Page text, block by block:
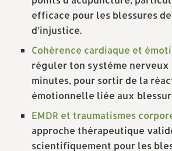
efficace pour les blessures
d’injustice.
Cohérence cardiaque et
réguler ton système nerveux
minutes, pour sortir de la
émotionnelle liée aux
EMDR et traumatismes
approche thérapeutique
scientifiquement pour les